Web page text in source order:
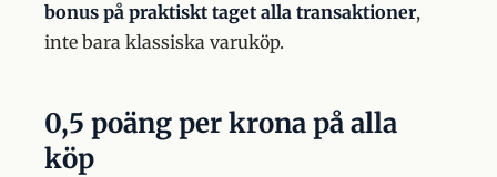
bonus på praktiskt taget alla transaktioner,
inte bara klassiska varuköp.
0,5 poäng per krona på alla
köp